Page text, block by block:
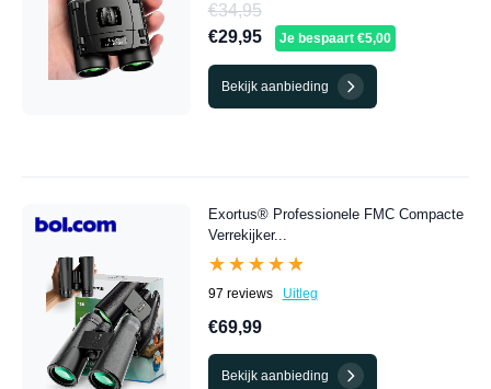
€34,95
€29,95
Je bespaart €5,00
Bekijk aanbieding
Exortus® Professionele FMC Compacte
Verrekijker...
★★★★★
★★★★★
97 reviews Uitleg
€69,99
Bekijk aanbieding